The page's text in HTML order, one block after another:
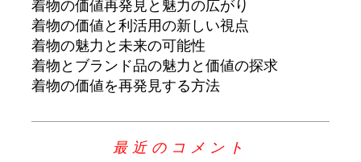
着物の価値再発見と魅力の広がり
着物の価値と利活用の新しい視点
着物の魅力と未来の可能性
着物とブランド品の魅力と価値の探求
着物の価値を再発見する方法
最近のコメント